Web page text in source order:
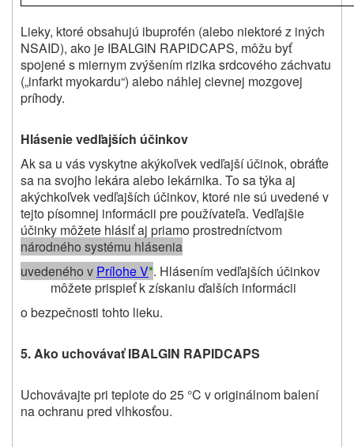
Lieky, ktoré obsahujú ibuprofén (alebo niektoré z iných
NSAID), ako je IBALGIN RAPIDCAPS, môžu byť
spojené s miernym zvýšením rizika srdcového záchvatu
(„infarkt myokardu“) alebo náhlej cievnej mozgovej
príhody.
Hlásenie vedľajších účinkov
Ak sa u vás vyskytne akýkoľvek vedľajší účinok, obráťte
sa na svojho lekára alebo lekárnika. To sa týka aj
akýchkoľvek vedľajších účinkov, ktoré nie sú uvedené v
tejto písomnej informácii pre používateľa. Vedľajšie
účinky môžete hlásiť aj priamo prostredníctvom
národného systému hlásenia
uvedeného v Prílohe V*. Hlásením vedľajších účinkov
môžete prispieť k získaniu ďalších informácii
o bezpečnosti tohto lieku.
5. Ako uchovávať IBALGIN RAPIDCAPS
Uchovávajte pri teplote do 25 °C v originálnom balení
na ochranu pred vlhkosťou.